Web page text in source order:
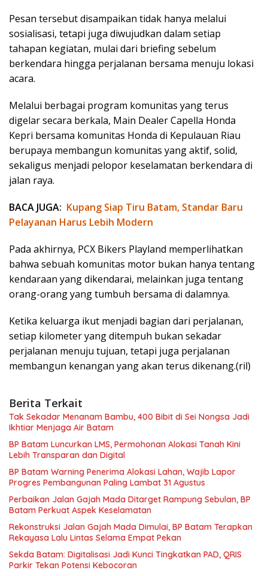
Pesan tersebut disampaikan tidak hanya melalui
sosialisasi, tetapi juga diwujudkan dalam setiap
tahapan kegiatan, mulai dari briefing sebelum
berkendara hingga perjalanan bersama menuju lokasi
acara.
Melalui berbagai program komunitas yang terus
digelar secara berkala, Main Dealer Capella Honda
Kepri bersama komunitas Honda di Kepulauan Riau
berupaya membangun komunitas yang aktif, solid,
sekaligus menjadi pelopor keselamatan berkendara di
jalan raya.
BACA JUGA: Kupang Siap Tiru Batam, Standar Baru
Pelayanan Harus Lebih Modern
Pada akhirnya, PCX Bikers Playland memperlihatkan
bahwa sebuah komunitas motor bukan hanya tentang
kendaraan yang dikendarai, melainkan juga tentang
orang-orang yang tumbuh bersama di dalamnya.
Ketika keluarga ikut menjadi bagian dari perjalanan,
setiap kilometer yang ditempuh bukan sekadar
perjalanan menuju tujuan, tetapi juga perjalanan
membangun kenangan yang akan terus dikenang.(ril)
Berita Terkait
Tak Sekadar Menanam Bambu, 400 Bibit di Sei Nongsa Jadi
Ikhtiar Menjaga Air Batam
BP Batam Luncurkan LMS, Permohonan Alokasi Tanah Kini
Lebih Transparan dan Digital
BP Batam Warning Penerima Alokasi Lahan, Wajib Lapor
Progres Pembangunan Paling Lambat 31 Agustus
Perbaikan Jalan Gajah Mada Ditarget Rampung Sebulan, BP
Batam Perkuat Aspek Keselamatan
Rekonstruksi Jalan Gajah Mada Dimulai, BP Batam Terapkan
Rekayasa Lalu Lintas Selama Empat Pekan
Sekda Batam: Digitalisasi Jadi Kunci Tingkatkan PAD, QRIS
Parkir Tekan Potensi Kebocoran